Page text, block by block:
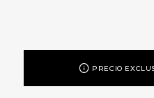
PRECIO